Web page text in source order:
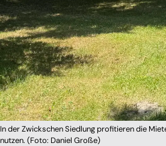
In der Zwickschen Siedlung profitieren die
nutzen. (Foto: Daniel Große)